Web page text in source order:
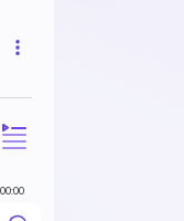
00:00